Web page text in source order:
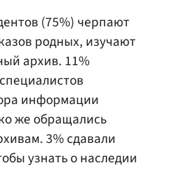
(75%) черпают
родных, изучают
архив. 11%
информации
же обращались
3% сдавали
узнать о наследии